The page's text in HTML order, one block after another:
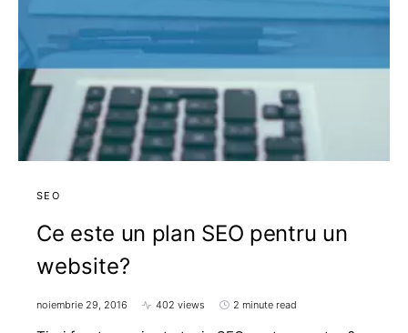
SEO
Ce este un plan SEO pentru un
website?
noiembrie 29, 2016 402 views 2 minute read